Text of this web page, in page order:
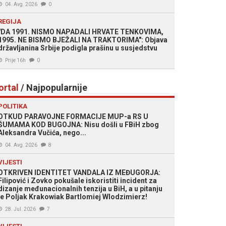
04. Avg. 2026 0
1991. NISMO NAPADALI HRVATE TENKOVIMA,
NE BISMO BJEŽALI NA TRAKTORIMA": Objava
Srbije podigla prašinu u susjedstvu
Prije 16h 0
/ Najpopularnije
PARAVOJNE FORMACIJE MUP-a RS U
KOD BUGOJNA: Nisu došli u FBiH zbog
Vučića, nego...
04. Avg. 2026 8
IDENTITET VANDALA IZ MEĐUGORJA:
i Zovko pokušale iskoristiti incident za
međunacionalnih tenzija u BiH, a u pitanju
Poljak Krakowiak Bartlomiej Wlodzimierz!
28. Jul. 2026 7